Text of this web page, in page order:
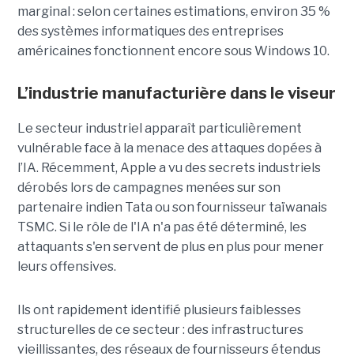
marginal : selon certaines estimations, environ 35 %
des systèmes informatiques des entreprises
américaines fonctionnent encore sous Windows 10.
L’industrie manufacturière dans le viseur
Le secteur industriel apparaît particulièrement
vulnérable face à la menace des attaques dopées à
l’IA. Récemment, Apple a vu des secrets industriels
dérobés lors de campagnes menées sur son
partenaire indien Tata ou son fournisseur taïwanais
TSMC. Si le rôle de l'IA n'a pas été déterminé, les
attaquants s'en servent de plus en plus pour mener
leurs offensives.
Ils ont rapidement identifié plusieurs faiblesses
structurelles de ce secteur : des infrastructures
vieillissantes, des réseaux de fournisseurs étendus